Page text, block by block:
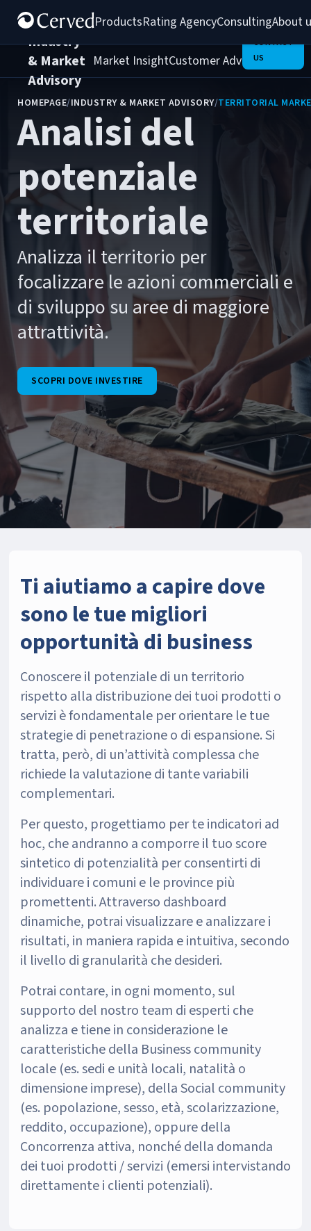
ProductsRating AgencyConsultingAbout
Industry
& Market
Advisory
Market InsightCustomer Advocacy
CONTACT
US
HOMEPAGE/INDUSTRY & MARKET ADVISORY/TERRITORIAL
Analisi del
potenziale
territoriale
Analizza il territorio per
focalizzare le azioni commerciali e
di sviluppo su aree di maggiore
attrattività.
SCOPRI DOVE INVESTIRE
Ti aiutiamo a capire dove
sono le tue migliori
opportunità di business
Conoscere il potenziale di un territorio
rispetto alla distribuzione dei tuoi prodotti o
servizi è fondamentale per orientare le tue
strategie di penetrazione o di espansione. Si
tratta, però, di un’attività complessa che
richiede la valutazione di tante variabili
complementari.
Per questo, progettiamo per te indicatori ad
hoc, che andranno a comporre il tuo score
sintetico di potenzialità per consentirti di
individuare i comuni e le province più
promettenti. Attraverso dashboard
dinamiche, potrai visualizzare e analizzare i
risultati, in maniera rapida e intuitiva, secondo
il livello di granularità che desideri.
Potrai contare, in ogni momento, sul
supporto del nostro team di esperti che
analizza e tiene in considerazione le
caratteristiche della Business community
locale (es. sedi e unità locali, natalità o
dimensione imprese), della Social community
(es. popolazione, sesso, età, scolarizzazione,
reddito, occupazione), oppure della
Concorrenza attiva, nonché della domanda
dei tuoi prodotti / servizi (emersi intervistando
direttamente i clienti potenziali).